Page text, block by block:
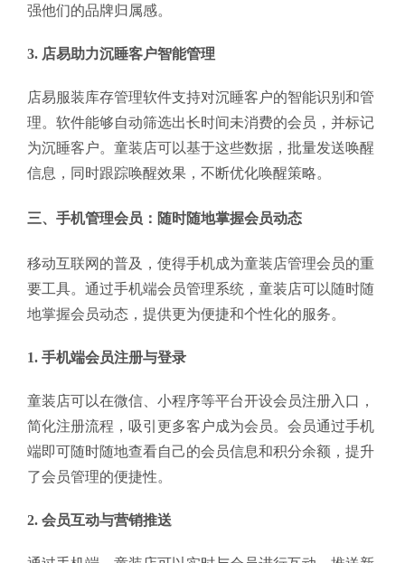
强他们的品牌归属感。
3. 店易助力沉睡客户智能管理
店易服装库存管理软件支持对沉睡客户的智能识别和管
理。软件能够自动筛选出长时间未消费的会员，并标记
为沉睡客户。童装店可以基于这些数据，批量发送唤醒
信息，同时跟踪唤醒效果，不断优化唤醒策略。
三、手机管理会员：随时随地掌握会员动态
移动互联网的普及，使得手机成为童装店管理会员的重
要工具。通过手机端会员管理系统，童装店可以随时随
地掌握会员动态，提供更为便捷和个性化的服务。
1. 手机端会员注册与登录
童装店可以在微信、小程序等平台开设会员注册入口，
简化注册流程，吸引更多客户成为会员。会员通过手机
端即可随时随地查看自己的会员信息和积分余额，提升
了会员管理的便捷性。
2. 会员互动与营销推送